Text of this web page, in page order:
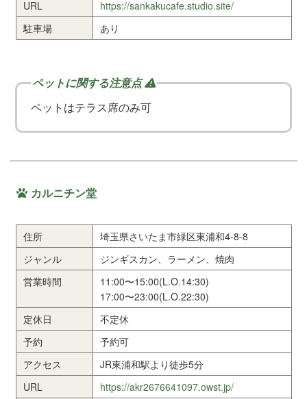
URL
https://sankakucafe.studio.site/
駐車場
あり
ペットはテラス席のみ可
カルニチン堂
住所
埼玉県さいたま市緑区東浦和4-8-8
ジャンル
ジンギスカン、ラーメン、焼肉
営業時間
11:00〜15:00(L.O.14:30)
17:00〜23:00(L.O.22:30)
定休日
不定休
予約
予約可
アクセス
JR東浦和駅より徒歩5分
URL
https://akr2676641097.owst.jp/